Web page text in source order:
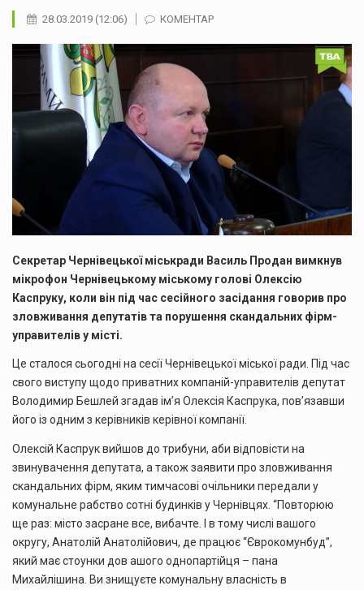
28.03.2019 (12:06) КОМЕНТАР
Секретар Чернівецької міськради Василь Продан вимкнув
мікрофон Чернівецькому міському голові Олексію
Каспруку, коли він під час сесійного засідання говорив про
зловживання депутатів та порушення скандальних фірм-
управителів у місті.
Це сталося сьогодні на сесії Чернівецької міської ради. Під час
свого виступу щодо приватних компаній-управителів депутат
Володимир Бешлей згадав ім’я Олексія Каспрука, пов’язавши
його із одним з керівників керівної компанії.
Олексій Каспрук вийшов до трибуни, аби відповісти на
звинувачення депутата, а також заявити про зловживання
скандальних фірм, яким тимчасові очільники передали у
комунальне рабство сотні будинків у Чернівцях. “Повторюю
ще раз: місто засране все, вибачте. І в тому числі вашого
округу, Анатолій Анатолійович, де працює “Єврокомунбуд”,
який має стоунки дов ашого однопартійця – пана
Михайлішина. Ви знищуєте комунальну власність в